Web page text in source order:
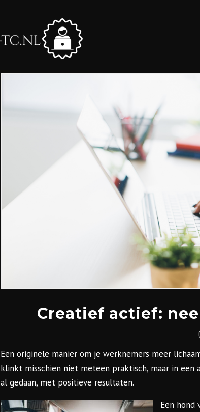
Creatief actief:
Een originele manier om je werknemers meer
klinkt misschien niet meteen praktisch, maar in
al gedaan, met positieve resultaten.
Een hond